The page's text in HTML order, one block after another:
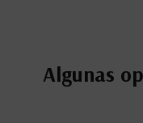
Algunas